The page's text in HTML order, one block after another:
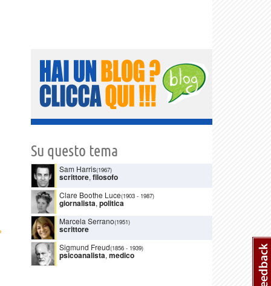
Su questo tema
Sam Harris(1967)
scrittore, filosofo
Clare Boothe Luce(1903 - 1987)
giornalista, politica
Marcela Serrano(1951)
scrittore
Sigmund Freud(1856 - 1939)
psicoanalista, medico